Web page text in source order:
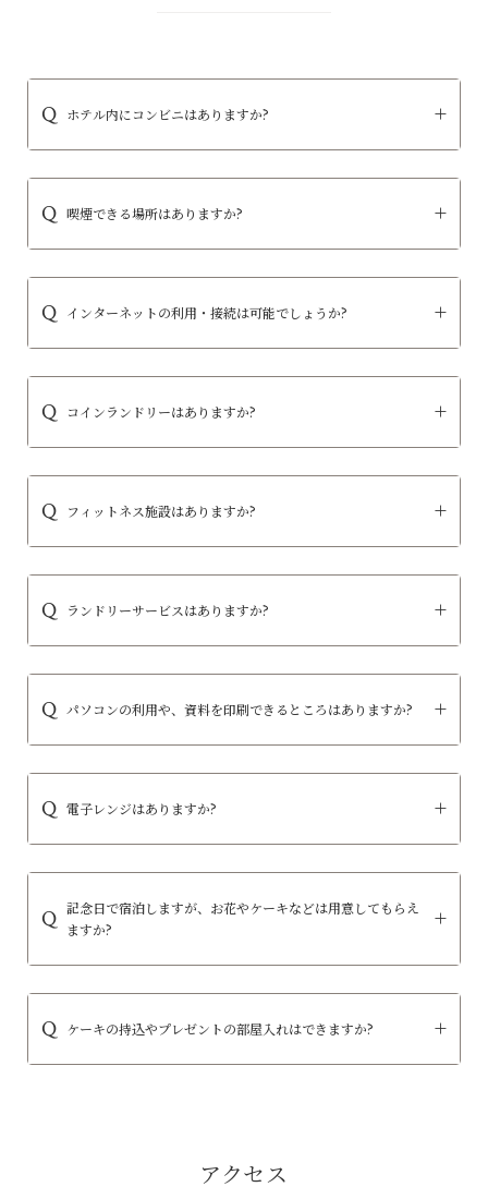
ホテル内にコンビニはありますか?
喫煙できる場所はありますか?
インターネットの利用・接続は可能でしょうか?
コインランドリーはありますか?
フィットネス施設はありますか?
ランドリーサービスはありますか?
パソコンの利用や、資料を印刷できるところはありますか?
電子レンジはありますか?
記念日で宿泊しますが、お花やケーキなどは用意してもらえ
ますか?
ケーキの持込やプレゼントの部屋入れはできますか?
アクセス